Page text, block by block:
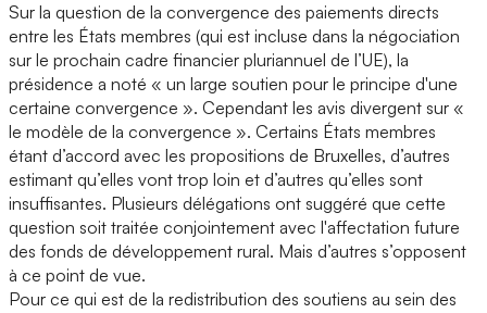
Sur la question de la convergence des paiements directs
entre les États membres (qui est incluse dans la négociation
sur le prochain cadre financier pluriannuel de l’UE), la
présidence a noté « un large soutien pour le principe d'une
certaine convergence ». Cependant les avis divergent sur «
le modèle de la convergence ». Certains États membres
étant d’accord avec les propositions de Bruxelles, d’autres
estimant qu’elles vont trop loin et d’autres qu’elles sont
insuffisantes. Plusieurs délégations ont suggéré que cette
question soit traitée conjointement avec l'affectation future
des fonds de développement rural. Mais d’autres s’opposent
à ce point de vue.
Pour ce qui est de la redistribution des soutiens au sein des